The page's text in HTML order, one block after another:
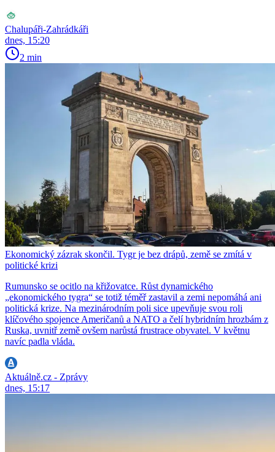
Chalupáři-Zahrádkáři
dnes, 15:20
2 min
Ekonomický zázrak skončil. Tygr je bez drápů, země se zmítá v
politické krizi
Rumunsko se ocitlo na křižovatce. Růst dynamického
„ekonomického tygra“ se totiž téměř zastavil a zemi nepomáhá ani
politická krize. Na mezinárodním poli sice upevňuje svou roli
klíčového spojence Američanů a NATO a čelí hybridním hrozbám z
Ruska, uvnitř země ovšem narůstá frustrace obyvatel. V květnu
navíc padla vláda.
Aktuálně.cz - Zprávy
dnes, 15:17